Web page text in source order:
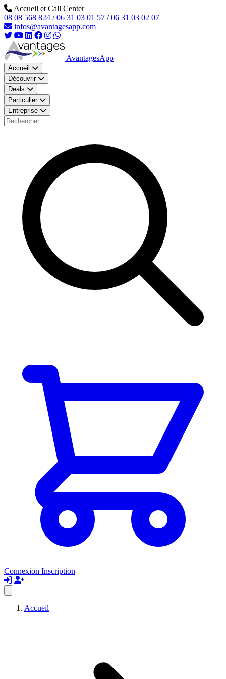
Aller au contenu principal
Accueil et Call Center
08 08 568 824 / 06 31 03 01 57 / 06 31 03 02 07
infos@avantagesapp.com
AvantagesApp
Accueil
Découvrir
Deals
Particulier
Entreprise
Connexion Inscription
Accueil